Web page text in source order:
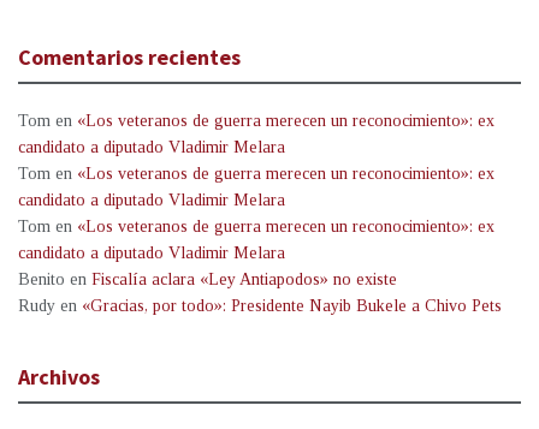
Comentarios recientes
Tom en «Los veteranos de guerra merecen un reconocimiento»: ex
candidato a diputado Vladimir Melara
Tom en «Los veteranos de guerra merecen un reconocimiento»: ex
candidato a diputado Vladimir Melara
Tom en «Los veteranos de guerra merecen un reconocimiento»: ex
candidato a diputado Vladimir Melara
Benito en Fiscalía aclara «Ley Antiapodos» no existe
Rudy en «Gracias, por todo»: Presidente Nayib Bukele a Chivo Pets
Archivos